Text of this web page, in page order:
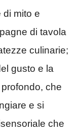
di mito e
di tavola
culinarie;
gusto e la
che
e si
che